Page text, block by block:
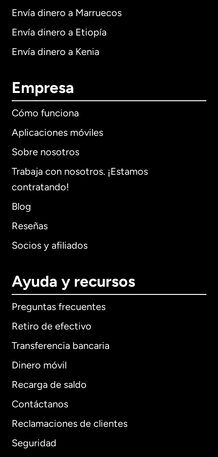
Envía dinero a Marruecos
Envía dinero a Etiopía
Envía dinero a Kenia
Empresa
Cómo funciona
Aplicaciones móviles
Sobre nosotros
Trabaja con nosotros. ¡Estamos
contratando!
Blog
Reseñas
Socios y afiliados
Ayuda y recursos
Preguntas frecuentes
Retiro de efectivo
Transferencia bancaria
Dinero móvil
Recarga de saldo
Contáctanos
Reclamaciones de clientes
Seguridad